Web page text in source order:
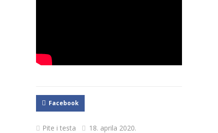
Facebook
Pite i testa 18. aprila 2020.